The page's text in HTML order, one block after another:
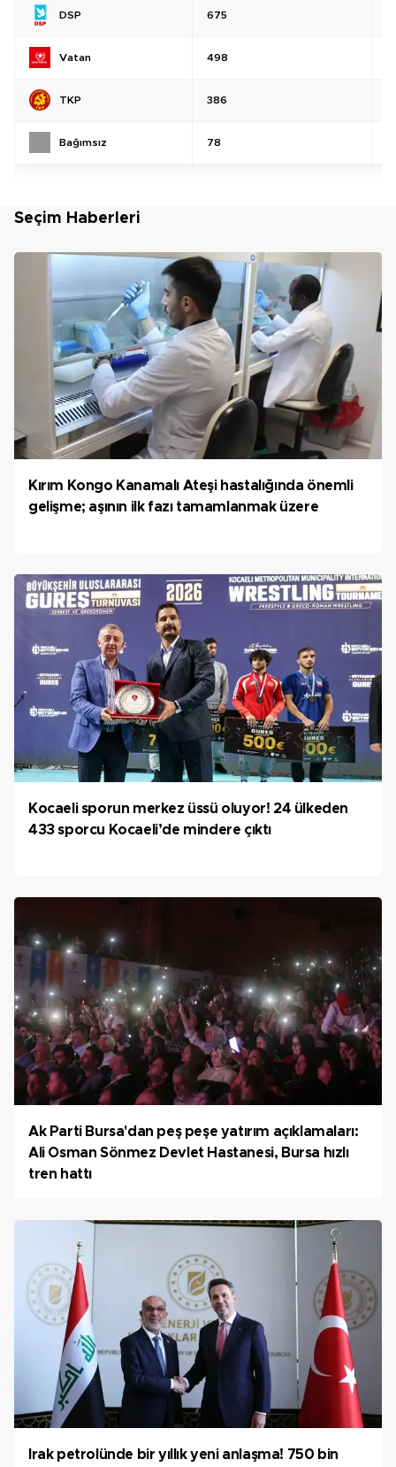
DSP 675
Vatan 498
TKP 386
Bağımsız 78
Seçim Haberleri
Kırım Kongo Kanamalı Ateşi hastalığında önemli
gelişme; aşının ilk fazı tamamlanmak üzere
Kocaeli sporun merkez üssü oluyor! 24 ülkeden
433 sporcu Kocaeli’de mindere çıktı
Ak Parti Bursa'dan peş peşe yatırım açıklamaları:
Ali Osman Sönmez Devlet Hastanesi, Bursa hızlı
tren hattı
Irak petrolünde bir yıllık yeni anlaşma! 750 bin